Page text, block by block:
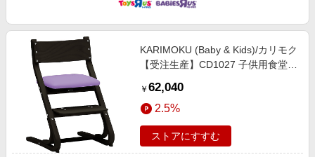
KARIMOKU (Baby & Kids)/カリモク
【受注生産】CD1027 子供用食堂椅
パープル色 机・デスク【三越伊勢
丹/公式】
￥ 62,040
2.5%
ストアにすすむ